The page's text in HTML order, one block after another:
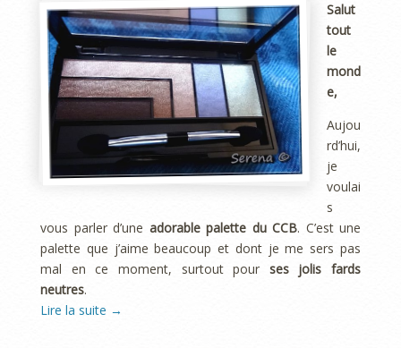
Salut
tout
le
mond
e,
Aujou
rd’hui,
je
voulai
s
vous parler d’une adorable palette du CCB. C’est une
palette que j’aime beaucoup et dont je me sers pas
mal en ce moment, surtout pour ses jolis fards
neutres.
Lire la suite →